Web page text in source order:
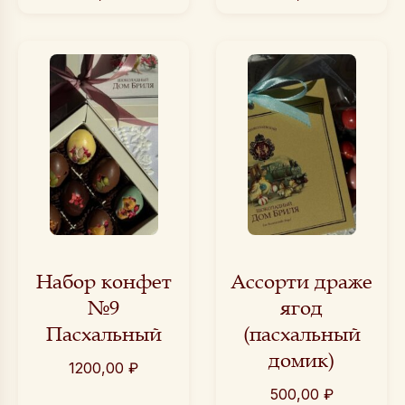
Набор конфет
№9
Пасхальный
1200,00 ₽
Ассорти драже
ягод
(пасхальный
домик)
500,00 ₽